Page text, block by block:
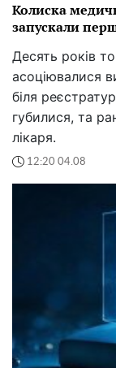
Колиска
запускали
Десять років
асоціювалися
біля
губилися, та
лікаря.
12:20 04.08